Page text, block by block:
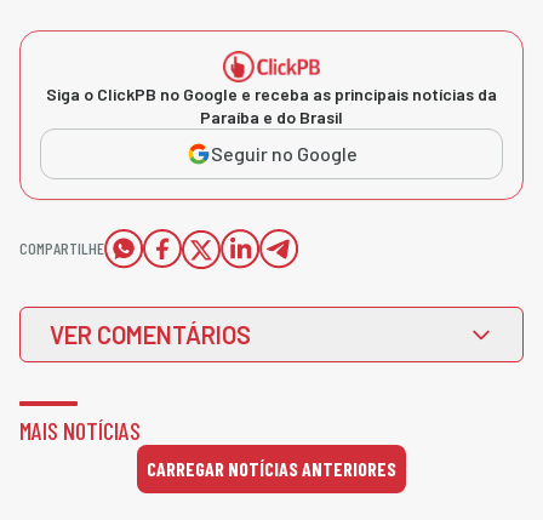
Siga o ClickPB no Google e receba as principais notícias da
Paraíba e do Brasil
Seguir no Google
COMPARTILHE
VER COMENTÁRIOS
MAIS NOTÍCIAS
CARREGAR NOTÍCIAS ANTERIORES